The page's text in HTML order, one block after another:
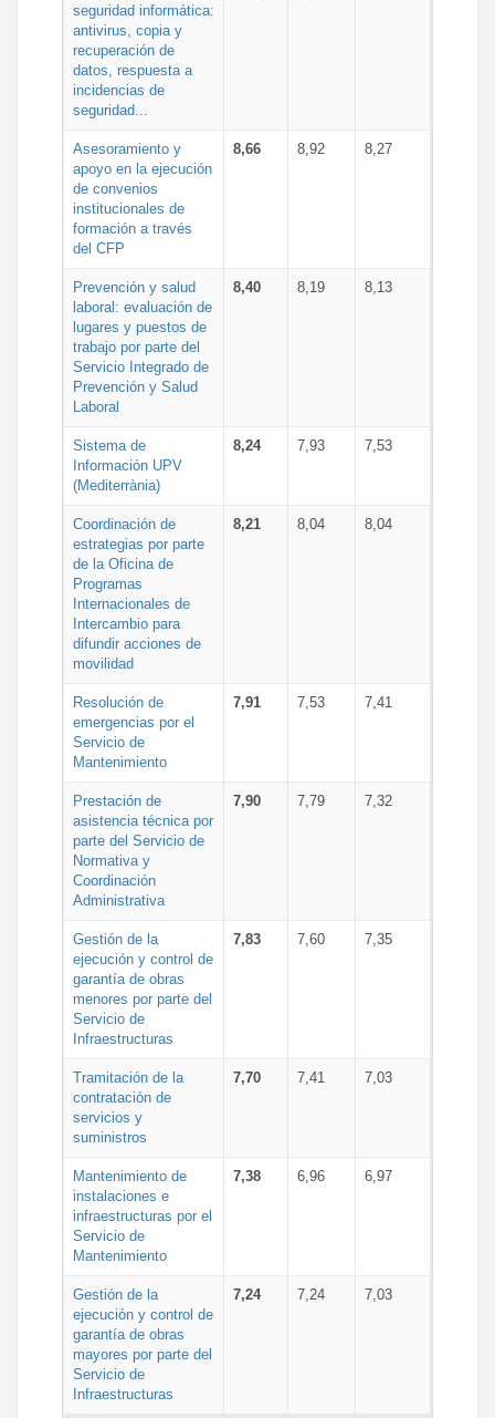
seguridad informática:
antivirus, copia y
recuperación de
datos, respuesta a
incidencias de
seguridad...
Asesoramiento y
apoyo en la ejecución
de convenios
institucionales de
formación a través
del CFP
8,66 8,92 8,27
Prevención y salud
laboral: evaluación de
lugares y puestos de
trabajo por parte del
Servicio Integrado de
Prevención y Salud
Laboral
8,40 8,19 8,13
Sistema de
Información UPV
(Mediterrània)
8,24 7,93 7,53
Coordinación de
estrategias por parte
de la Oficina de
Programas
Internacionales de
Intercambio para
difundir acciones de
movilidad
8,21 8,04 8,04
Resolución de
emergencias por el
Servicio de
Mantenimiento
7,91 7,53 7,41
Prestación de
asistencia técnica por
parte del Servicio de
Normativa y
Coordinación
Administrativa
7,90 7,79 7,32
Gestión de la
ejecución y control de
garantía de obras
menores por parte del
Servicio de
Infraestructuras
7,83 7,60 7,35
Tramitación de la
contratación de
servicios y
suministros
7,70 7,41 7,03
Mantenimiento de
instalaciones e
infraestructuras por el
Servicio de
Mantenimiento
7,38 6,96 6,97
Gestión de la
ejecución y control de
garantía de obras
mayores por parte del
Servicio de
Infraestructuras
7,24 7,24 7,03